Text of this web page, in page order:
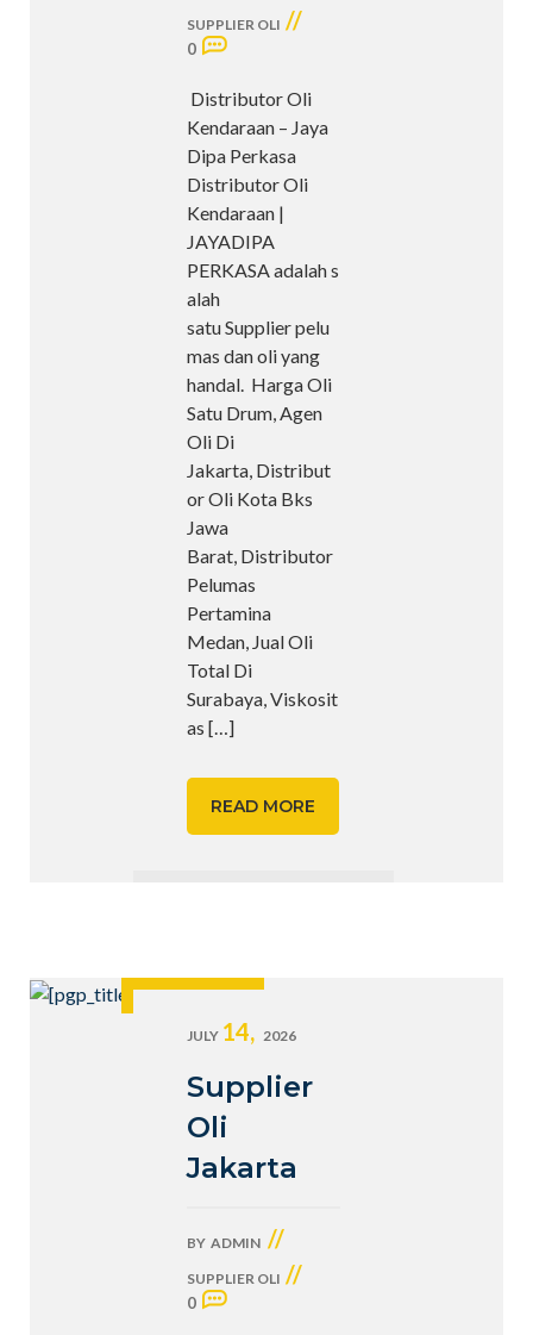
SUPPLIER OLI //
0
Distributor Oli
Kendaraan – Jaya
Dipa Perkasa
Distributor Oli
Kendaraan |
JAYADIPA
PERKASA adalah s
alah
satu Supplier pelu
mas dan oli yang
handal. Harga Oli
Satu Drum, Agen
Oli Di
Jakarta, Distribut
or Oli Kota Bks
Jawa
Barat, Distributor
Pelumas
Pertamina
Medan, Jual Oli
Total Di
Surabaya, Viskosit
as […]
READ MORE
JULY 14, 2026
Supplier
Oli
Jakarta
BY ADMIN //
SUPPLIER OLI //
0